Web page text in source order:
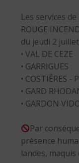
Les services
ROUGE
du jeudi 2
• VAL DE CEZE
• GARRIGUES
• COSTIÈRES -
• GARD
• GARDON
Par
présence
landes,